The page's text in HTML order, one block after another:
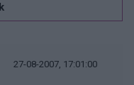
27-08-2007, 17:01:00